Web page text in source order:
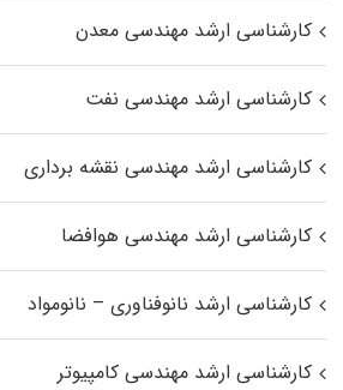
کارشناسی ارشد مهندسی معدن
کارشناسی ارشد مهندسی نفت
کارشناسی ارشد مهندسی نقشه برداری
کارشناسی ارشد مهندسی هوافضا
کارشناسی ارشد نانوفناوری – نانومواد
کارشناسی ارشد مهندسی کامپیوتر